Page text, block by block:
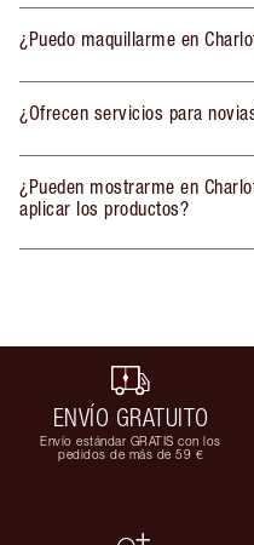
¿Puedo maquillarme en
¿Ofrecen servicios para
¿Pueden mostrarme en
aplicar los productos?
ENVÍO GRATUITO
Envío estándar GRATIS con los
pedidos de más de 59 €